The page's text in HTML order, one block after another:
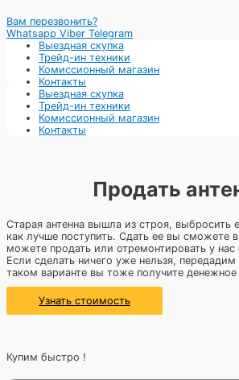
Вам перезвонить?
Whatsapp Viber Telegram
Выездная скупка
Трейд-ин техники
Комиссионный магазин
Контакты
Выездная скупка
Трейд-ин техники
Комиссионный магазин
Контакты
Продать
Старая антенна вышла из строя, выбросить
как лучше поступить. Сдать ее вы сможете
можете продать или отремонтировать у нас
Если сделать ничего уже нельзя,
таком варианте вы тоже получите денежное
Узнать стоимость
Купим быстро !